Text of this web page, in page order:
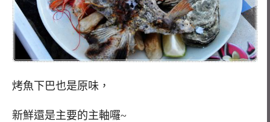
烤魚下巴也是原味，
新鮮還是主要的主軸囉~